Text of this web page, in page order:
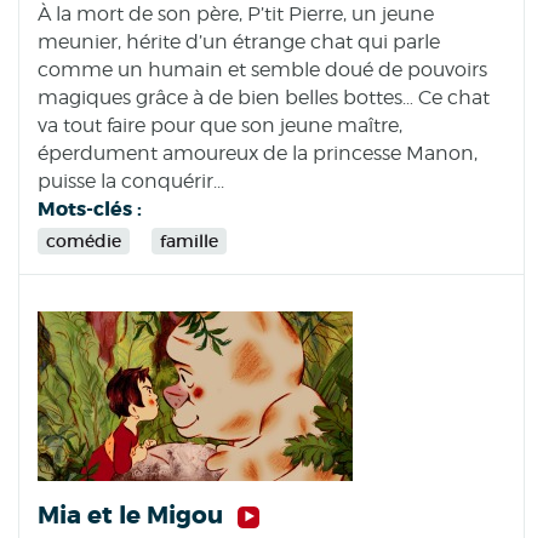
À la mort de son père, P’tit Pierre, un jeune
meunier, hérite d’un étrange chat qui parle
comme un humain et semble doué de pouvoirs
magiques grâce à de bien belles bottes… Ce chat
va tout faire pour que son jeune maître,
éperdument amoureux de la princesse Manon,
puisse la conquérir...
Mots-clés :
comédie famille
Mia et le Migou